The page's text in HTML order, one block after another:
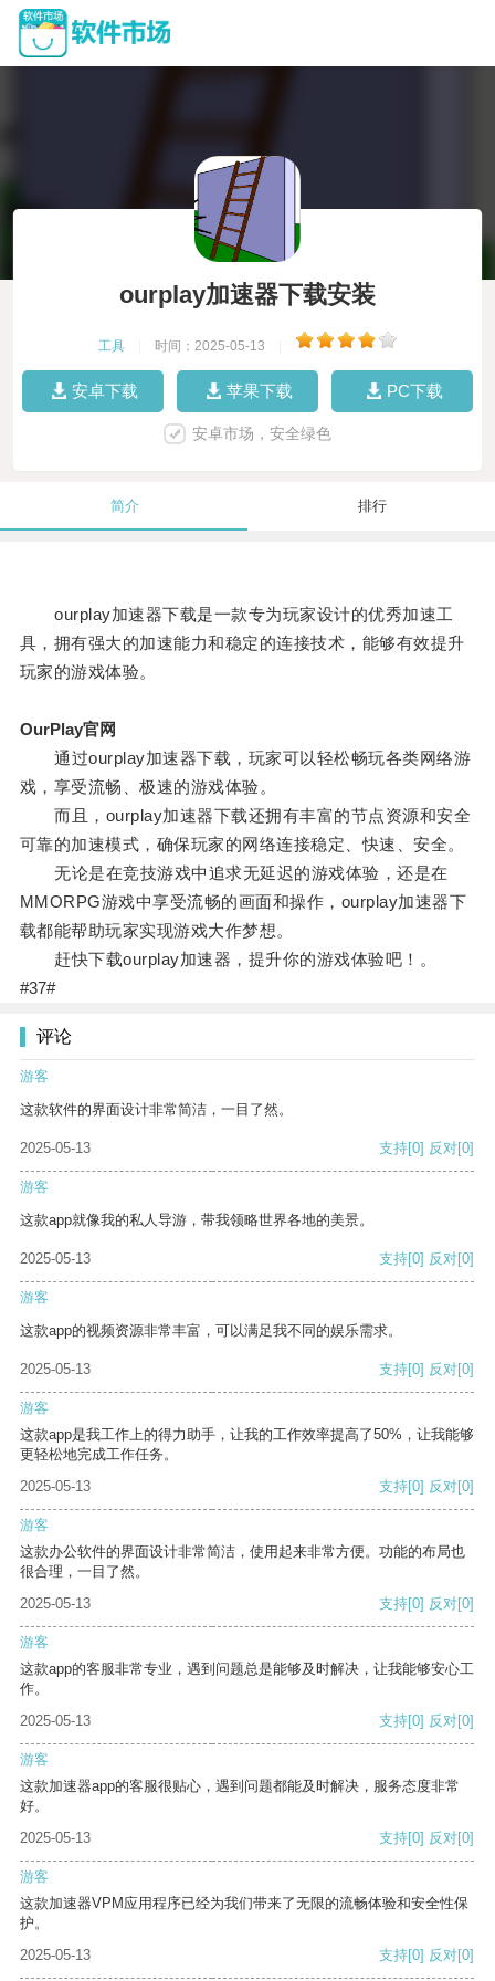
ourplay加速器下载安装
工具 时间：2025-05-13
安卓下载 苹果下载 PC下载
安卓市场，安全绿色
简介 排行
ourplay加速器下载是一款专为玩家设计的优秀加速工
具，拥有强大的加速能力和稳定的连接技术，能够有效提升
玩家的游戏体验。
OurPlay官网
通过ourplay加速器下载，玩家可以轻松畅玩各类网络游
戏，享受流畅、极速的游戏体验。
而且，ourplay加速器下载还拥有丰富的节点资源和安全
可靠的加速模式，确保玩家的网络连接稳定、快速、安全。
无论是在竞技游戏中追求无延迟的游戏体验，还是在
MMORPG游戏中享受流畅的画面和操作，ourplay加速器下
载都能帮助玩家实现游戏大作梦想。
赶快下载ourplay加速器，提升你的游戏体验吧！。
#37#
评论
游客
这款软件的界面设计非常简洁，一目了然。
2025-05-13 支持[0] 反对[0]
游客
这款app就像我的私人导游，带我领略世界各地的美景。
2025-05-13 支持[0] 反对[0]
游客
这款app的视频资源非常丰富，可以满足我不同的娱乐需求。
2025-05-13 支持[0] 反对[0]
游客
这款app是我工作上的得力助手，让我的工作效率提高了50%，让我能够
更轻松地完成工作任务。
2025-05-13
支持[0] 反对[0]
游客
这款办公软件的界面设计非常简洁，使用起来非常方便。功能的布局也
很合理，一目了然。
2025-05-13
支持[0] 反对[0]
游客
这款app的客服非常专业，遇到问题总是能够及时解决，让我能够安心工
作。
2025-05-13
支持[0] 反对[0]
游客
这款加速器app的客服很贴心，遇到问题都能及时解决，服务态度非常
好。
2025-05-13
支持[0] 反对[0]
游客
这款加速器VPM应用程序已经为我们带来了无限的流畅体验和安全性保
护。
2025-05-13
支持[0] 反对[0]